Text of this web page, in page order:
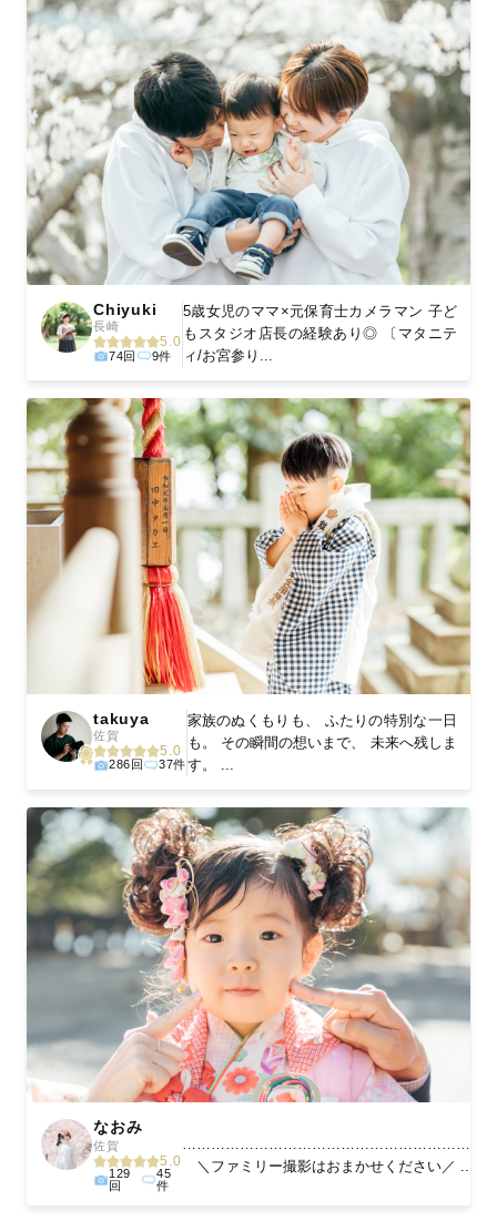
Chiyuki
長崎
5.0
74回 9件
5歳女児のママ×元保育士カメラマン 子ど
もスタジオ店長の経験あり◎ 〔マタニテ
ィ/お宮参り...
takuya
佐賀
5.0
286回 37件
家族のぬくもりも、 ふたりの特別な一日
も。 その瞬間の想いまで、 未来へ残しま
す。 ...
なおみ
佐賀
5.0
129
回
45
件
＼ファミリー撮影はおまかせください／ ...